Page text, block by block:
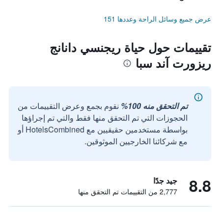
عرض جميع وسائل الراحة وعددها 151
تقييمات حول حياة ريجنسي دانانج
ريزورت آند سبا
تم التحقق منه 100%
نقوم بجمع وعرض التقييمات من
الحجوزات التي تم التحقق منها فقط والتي تم إجراؤها
بواسطة مستخدمين حقيقيين مع HotelsCombined أو
مع شركائنا الخارجيين الموثوقين.
8.8 جيد جدًا
2,777 من التقييمات تم التحقق منها